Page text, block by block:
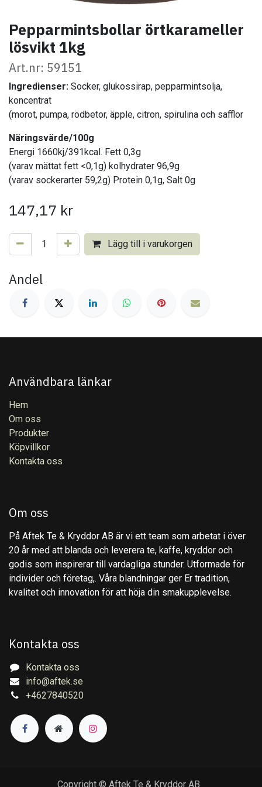
Pepparmintsbollar örtkarameller
lösvikt 1kg
Art.nr: 59151
Ingredienser: Socker, glukossirap, pepparmintsolja,
koncentrat
(morot, pumpa, rödbetor, äpple, citron, spirulina och safflor
Näringsvärde/100g
Energi 1660kj/391kcal. Fett 0,3g
(varav mättat fett <0,1g) kolhydrater 96,9g
(varav sockerarter 59,2g) Protein 0,1g, Salt 0g
147,17 kr
Lägg till i varukorgen
Andel
Användbara länkar
Hem
Om oss
Produkter
Köpvillkor
Kontakta oss
Om oss
På Aftek Te & Kryddor AB är vi ett team som arbetat i över
20 år med att blanda och leverera te, kaffe, kryddor och
godis som inspirerar till vardagliga stunder. Utformade för
individer och företag,. Våra blandningar ger Er tradition,
kvalitet och innovation för att höja din smakupplevelse.
Kontakta oss
Kontakta oss
info@aftek.se
+4627840520
Copyright © Aftek Te & Kryddor AB